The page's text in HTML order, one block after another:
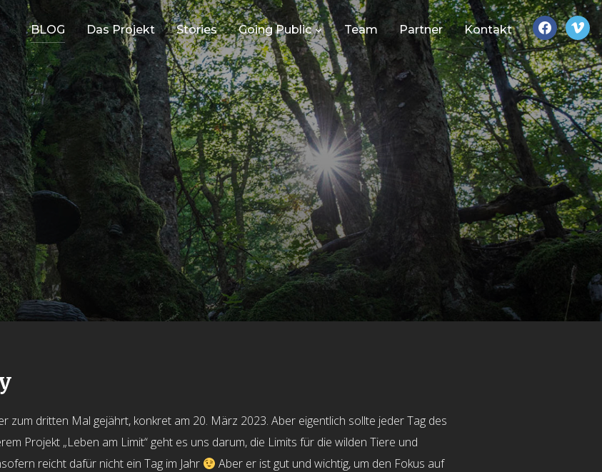
facebookvimeo
BLOG Das Projekt Stories Going Public Team Partner Kontakt
zum dritten Mal gejährt, konkret am 20. März 2023. Aber eigentlich sollte jeder Tag des
Projekt „Leben am Limit“ geht es uns darum, die Limits für die wilden Tiere und
reicht dafür nicht ein Tag im Jahr
Aber er ist gut und wichtig, um den Fokus auf